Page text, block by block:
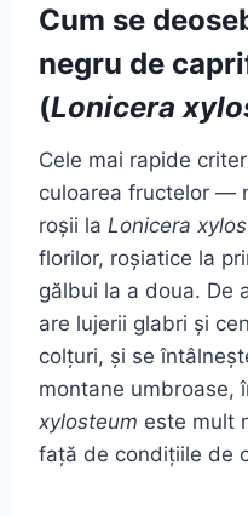
Cum se
negru de
(Lonicera
Cele mai rapide
culoarea fructelor —
roșii la Lonicera
florilor, roșiatice la
gălbui la a doua. De
are lujerii glabri și
colțuri, și se
montane umbroase,
xylosteum este mult
față de condițiile de